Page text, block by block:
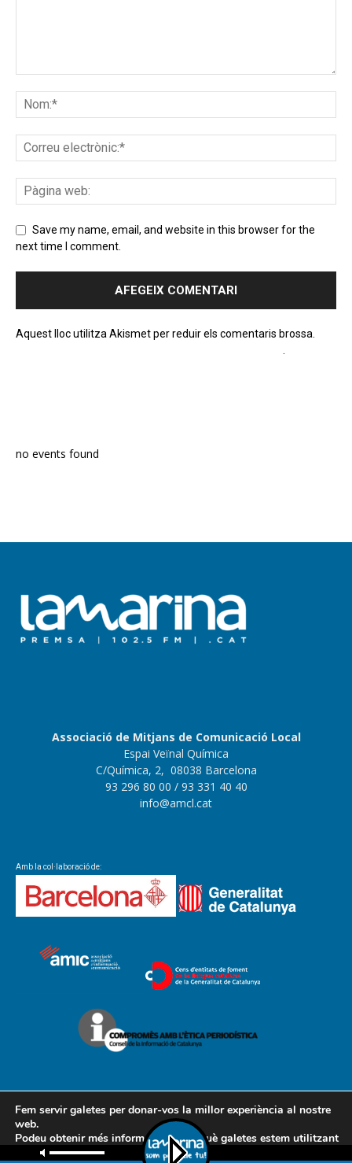
Save my name, email, and website in this browser for the
next time I comment.
Aquest lloc utilitza Akismet per reduir els comentaris brossa.
.
no events found
Associació de Mitjans de Comunicació Local
Espai Veïnal Química
C/Química, 2, 08038 Barcelona
93 296 80 00 / 93 331 40 40
info@amcl.cat
Amb la col·laboració de:
Contacte Avís legal Política de cookies
Política de privacitat
Fem servir galetes per donar-vos la millor experiència al nostre
web.
Podeu obtenir més informació sobre què galetes estem utilitzant
o desactivar-les a la
configuració.